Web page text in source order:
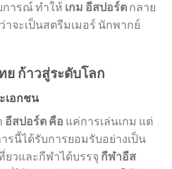
การณ์ ทำให้ เกม อีสปอร์ต กลาย
จะเป็นสตรีมเมอร์ นักพากย์
ย ก้าวสู่ระดับโลก
เอกชน
อีสปอร์ต คือ แค่การเล่นเกม แต่
รนี้ได้รับการยอมรับอย่างเป็น
ยวและกีฬาได้บรรจุ กีฬาอีส